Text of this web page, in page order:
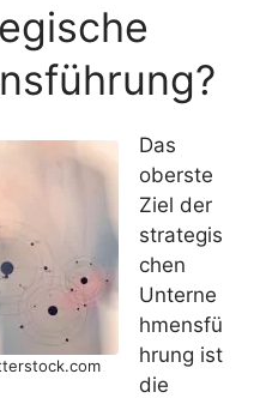
Das
oberste
Ziel der
strategis
chen
Unterne
hmensfü
hrung ist
die